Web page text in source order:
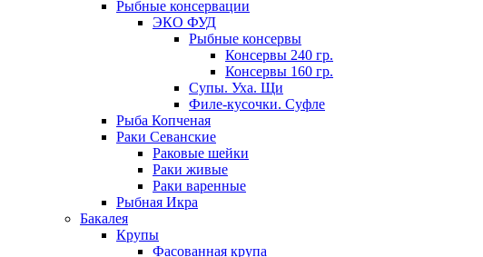
Рыбные консервации
ЭКО ФУД
Рыбные консервы
Консервы 240 гр.
Консервы 160 гр.
Супы. Уха. Щи
Филе-кусочки. Суфле
Рыба Копченая
Раки Севанские
Раковые шейки
Раки живые
Раки варенные
Рыбная Икра
Бакалея
Крупы
Фасованная крупа